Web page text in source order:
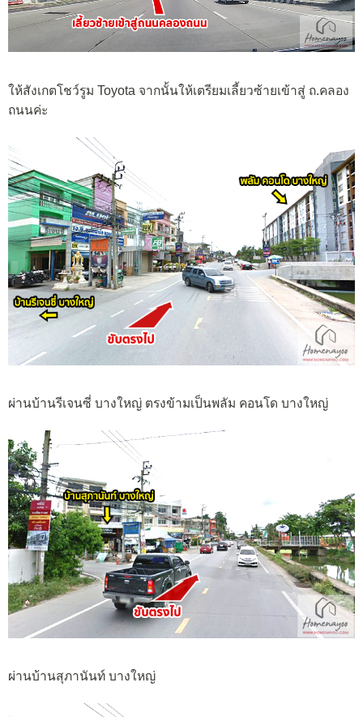
ให้สังเกตโชว์รูม Toyota จากนั้นให้เตรียมเลี้ยวซ้ายเข้าสู่ ถ.คลอง
ถนนค่ะ
ผ่านบ้านรีเจนซี่ บางใหญ่ ตรงข้ามเป็นพลัม คอนโด บางใหญ่
ผ่านบ้านสุภานันท์ บางใหญ่